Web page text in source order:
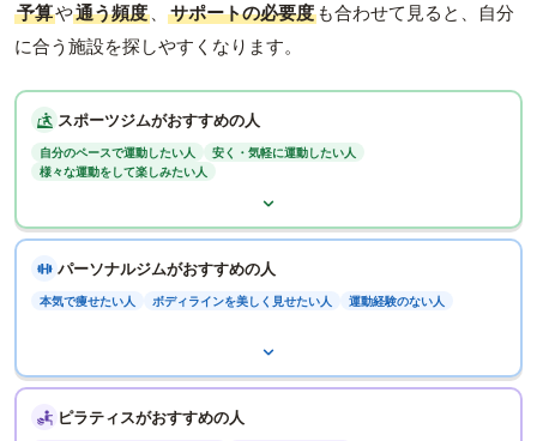
予算や通う頻度 、 サポートの必要度 も合わせて見ると、自分
に合う施設を探しやすくなります。
スポーツジムがおすすめの人
自分のペースで運動したい人
安く・気軽に運動したい人
様々な運動をして楽しみたい人
パーソナルジムがおすすめの人
本気で痩せたい人 ボディラインを美しく見せたい人 運動経験のない人
ピラティスがおすすめの人